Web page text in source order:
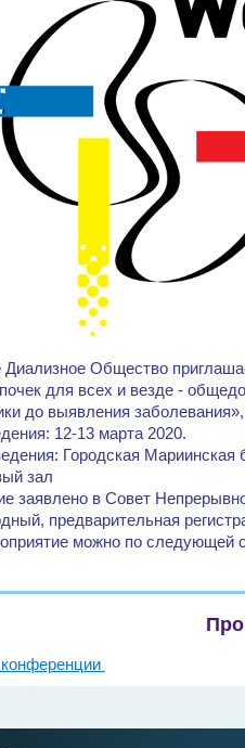
Диализное Общество
для всех и везде -
до выявления
12-13 марта 2020.
Городская
зал
заявлено в Совет
предварительная
можно по следующей